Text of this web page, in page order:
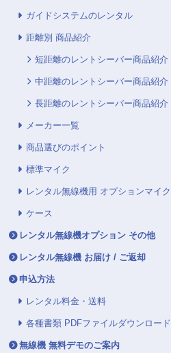
ガイドシステムのレンタル
距離別 商品紹介
短距離のレントシーバー商品紹介
中距離のレントシーバー商品紹介
長距離のレントシーバー商品紹介
メーカー一覧
商品選びのポイント
標準マイク
レンタル無線機用 オプションマイク
ケース
レンタル無線機オプション その他
レンタル無線機 お届け / ご返却
申込方法
レンタル料金・送料
各種書類 PDFファイルダウンロード
無線機 無料デモのご案内